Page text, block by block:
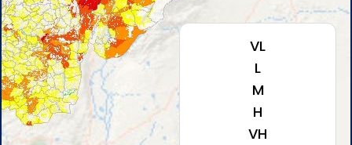
VL
L
M
H
VH